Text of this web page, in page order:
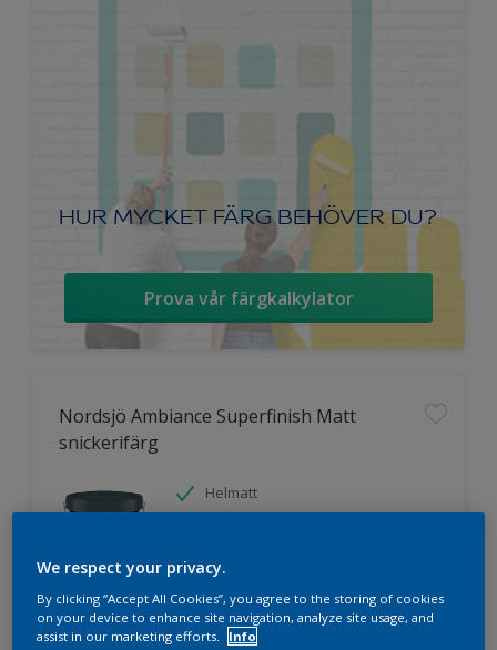
HUR MYCKET FÄRG BEHÖVER DU?
Prova vår färgkalkylator
Nordsjö Ambiance Superfinish Matt
snickerifärg
Helmatt
We respect your privacy.
By clicking “Accept All Cookies”, you agree to the storing of cookies
on your device to enhance site navigation, analyze site usage, and
assist in our marketing efforts.
Info